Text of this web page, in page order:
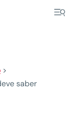
>
saber